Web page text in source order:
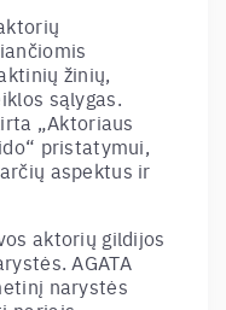
žinių,
sąlygas.
„Aktoriaus
pristatymui,
aspektus ir
aktorių gildijos
AGATA
narystės